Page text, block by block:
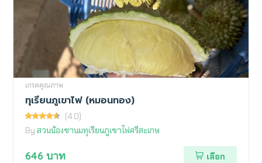
เกรดคุณภาพ
ทุเรียนภูเขาไฟ (หมอนทอง)
(4.0)
By สวนน้องชานมทุเรียนภูเขาไฟศรีสะเกษ
646 บาท เลือก